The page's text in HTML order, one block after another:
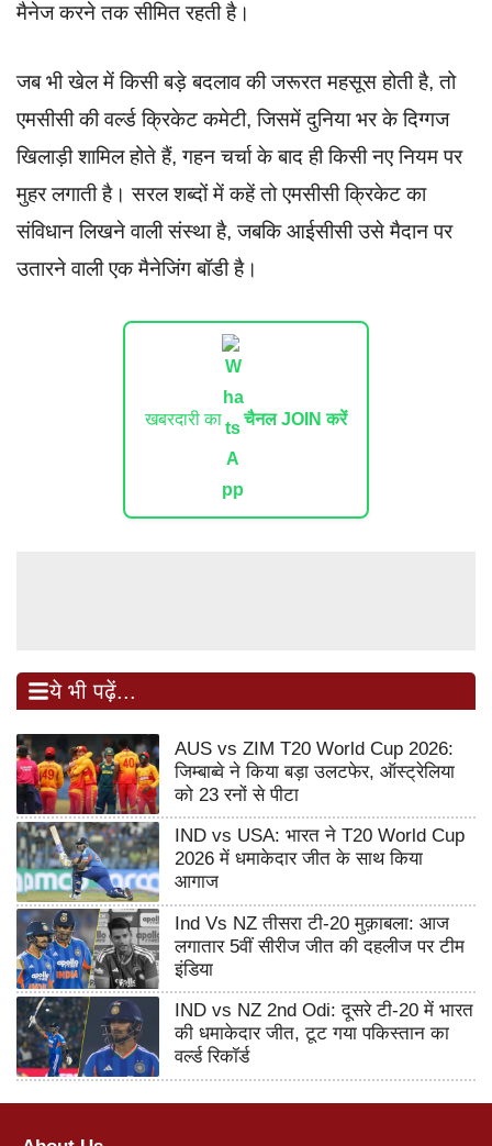
मैनेज करने तक सीमित रहती है।
जब भी खेल में किसी बड़े बदलाव की जरूरत महसूस होती है, तो
एमसीसी की वर्ल्ड क्रिकेट कमेटी, जिसमें दुनिया भर के दिग्गज
खिलाड़ी शामिल होते हैं, गहन चर्चा के बाद ही किसी नए नियम पर
मुहर लगाती है। सरल शब्दों में कहें तो एमसीसी क्रिकेट का
संविधान लिखने वाली संस्था है, जबकि आईसीसी उसे मैदान पर
उतारने वाली एक मैनेजिंग बॉडी है।
खबरदारी का चैनल JOIN करें
ये भी पढ़ें...
AUS vs ZIM T20 World Cup 2026:
जिम्बाब्वे ने किया बड़ा उलटफेर, ऑस्ट्रेलिया
को 23 रनों से पीटा
IND vs USA: भारत ने T20 World Cup
2026 में धमाकेदार जीत के साथ किया
आगाज
Ind Vs NZ तीसरा टी-20 मुक़ाबला: आज
लगातार 5वीं सीरीज जीत की दहलीज पर टीम
इंडिया
IND vs NZ 2nd Odi: दूसरे टी-20 में भारत
की धमाकेदार जीत, टूट गया पकिस्तान का
वर्ल्ड रिकॉर्ड